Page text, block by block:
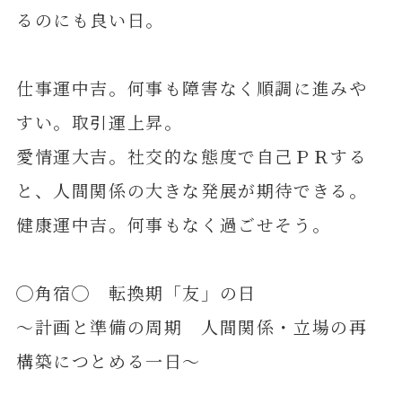
るのにも良い日。
仕事運中吉。何事も障害なく順調に進みや
すい。取引運上昇。
愛情運大吉。社交的な態度で自己ＰＲする
と、人間関係の大きな発展が期待できる。
健康運中吉。何事もなく過ごせそう。
◯角宿◯ 転換期「友」の日
～計画と準備の周期 人間関係・立場の再
構築につとめる一日～